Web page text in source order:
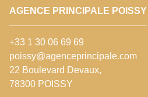
AGENCE PRINCIPALE POISSY
+33 1 30 06 69 69
poissy@agenceprincipale.com
22 Boulevard Devaux,
78300 POISSY